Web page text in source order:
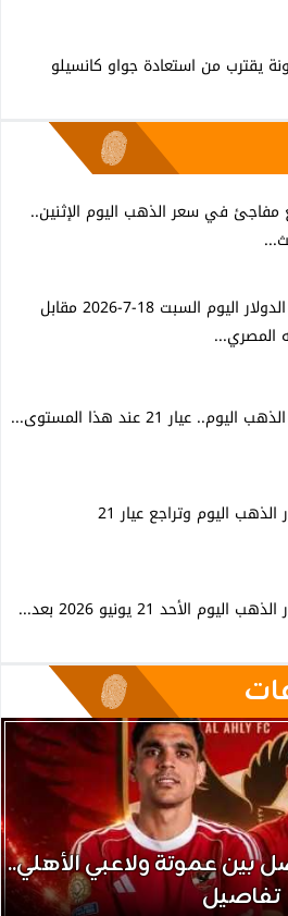
يقترب من استعادة جواو كانسيلو
مفاجئ في سعر الذهب اليوم الإثنين..
سعر الدولار اليوم السبت 18-7-2026 مقابل
المصري...
عيار 21 عند هذا المستوى...
الذهب اليوم وتراجع عيار 21
اليوم الأحد 21 يونيو 2026 بعد...
بين عموتة ولاعبي الأهلي..
تفاصيل